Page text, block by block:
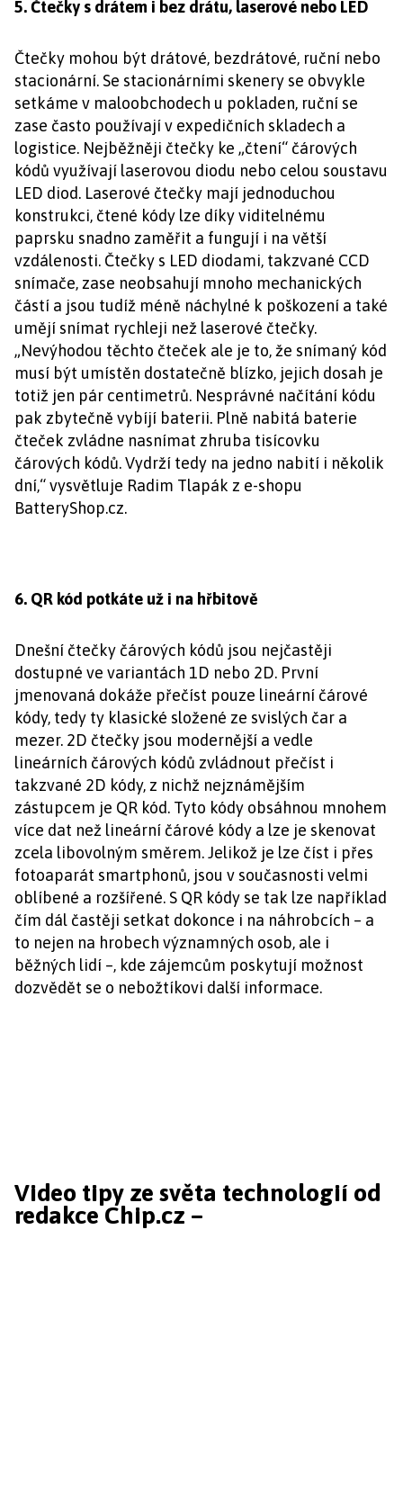
5. Čtečky s drátem i bez drátu, laserové nebo LED
Čtečky mohou být drátové, bezdrátové, ruční nebo
stacionární. Se stacionárními skenery se obvykle
setkáme v maloobchodech u pokladen, ruční se
zase často používají v expedičních skladech a
logistice. Nejběžněji čtečky ke „čtení“ čárových
kódů využívají laserovou diodu nebo celou soustavu
LED diod. Laserové čtečky mají jednoduchou
konstrukci, čtené kódy lze díky viditelnému
paprsku snadno zaměřit a fungují i na větší
vzdálenosti. Čtečky s LED diodami, takzvané CCD
snímače, zase neobsahují mnoho mechanických
částí a jsou tudíž méně náchylné k poškození a také
umějí snímat rychleji než laserové čtečky.
„Nevýhodou těchto čteček ale je to, že snímaný kód
musí být umístěn dostatečně blízko, jejich dosah je
totiž jen pár centimetrů. Nesprávné načítání kódu
pak zbytečně vybíjí baterii. Plně nabitá baterie
čteček zvládne nasnímat zhruba tisícovku
čárových kódů. Vydrží tedy na jedno nabití i několik
dní,“ vysvětluje Radim Tlapák z e-shopu
BatteryShop.cz.
6. QR kód potkáte už i na hřbitově
Dnešní čtečky čárových kódů jsou nejčastěji
dostupné ve variantách 1D nebo 2D. První
jmenovaná dokáže přečíst pouze lineární čárové
kódy, tedy ty klasické složené ze svislých čar a
mezer. 2D čtečky jsou modernější a vedle
lineárních čárových kódů zvládnout přečíst i
takzvané 2D kódy, z nichž nejznámějším
zástupcem je QR kód. Tyto kódy obsáhnou mnohem
více dat než lineární čárové kódy a lze je skenovat
zcela libovolným směrem. Jelikož je lze číst i přes
fotoaparát smartphonů, jsou v současnosti velmi
oblíbené a rozšířené. S QR kódy se tak lze například
čím dál častěji setkat dokonce i na náhrobcích – a
to nejen na hrobech významných osob, ale i
běžných lidí –, kde zájemcům poskytují možnost
dozvědět se o nebožtíkovi další informace.
Video tipy ze světa technologií od
redakce Chip.cz –